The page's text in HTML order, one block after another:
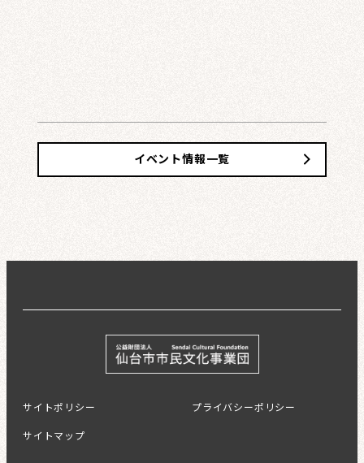
イベント情報一覧
サイトポリシー プライバシーポリシー
サイトマップ